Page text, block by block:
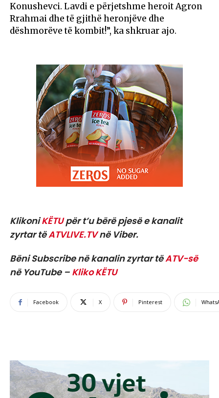
Konushevci. Lavdi e përjetshme heroit Agron
Rrahmai dhe të gjithë heronjëve dhe
dëshmorëve të kombit!”, ka shkruar ajo.
KlikoniKËTUpër t’u bërë pjesë e kanalit
zyrtar tëATVLIVE.TVnë Viber.
Bëni Subscribe në kanalin zyrtar tëATV-së
në YouTube – Kliko KËTU
Facebook X Pinterest